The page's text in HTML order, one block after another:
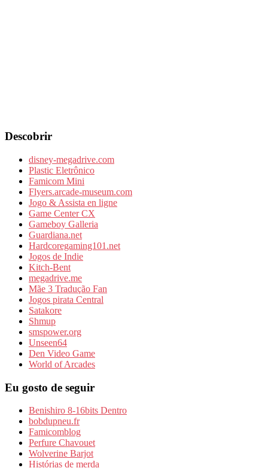
Descobrir
disney-megadrive.com
Plastic Eletrônico
Famicom Mini
Flyers.arcade-museum.com
Jogo & Assista en ligne
Game Center CX
Gameboy Galleria
Guardiana.net
Hardcoregaming101.net
Jogos de Indie
Kitch-Bent
megadrive.me
Mãe 3 Tradução Fan
Jogos pirata Central
Satakore
Shmup
smspower.org
Unseen64
Den Video Game
World of Arcades
Eu gosto de seguir
Benishiro 8-16bits Dentro
bobdupneu.fr
Famicomblog
Perfure Chavouet
Wolverine Barjot
Histórias de merda